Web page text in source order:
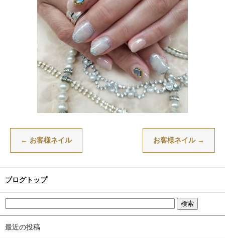
← お客様ネイル お客様ネイル →
ブログトップ
最近の投稿